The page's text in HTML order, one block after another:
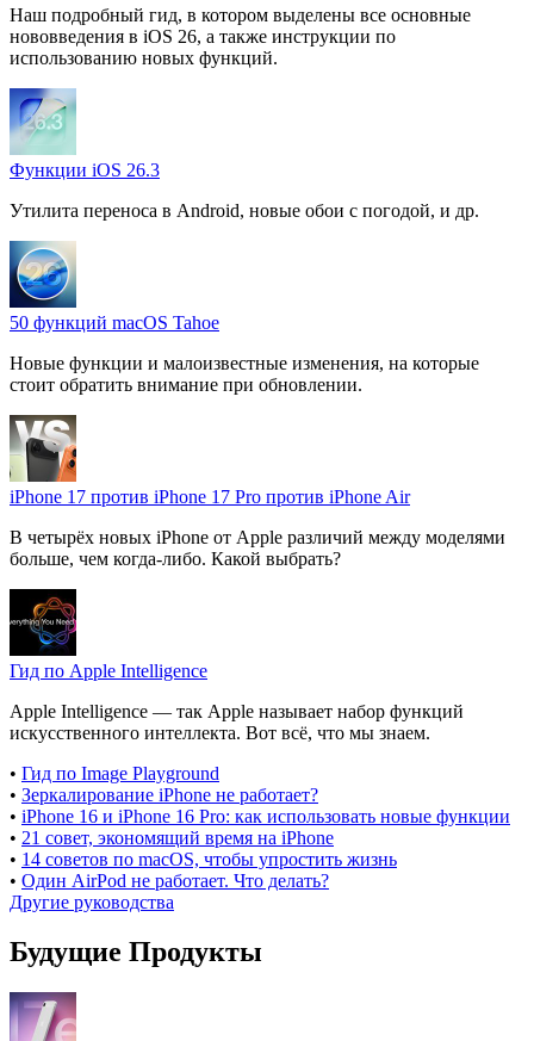
Наш подробный гид, в котором выделены все основные
нововведения в iOS 26, а также инструкции по
использованию новых функций.
Функции iOS 26.3
Утилита переноса в Android, новые обои с погодой, и др.
50 функций macOS Tahoe
Новые функции и малоизвестные изменения, на которые
стоит обратить внимание при обновлении.
iPhone 17 против iPhone 17 Pro против iPhone Air
В четырёх новых iPhone от Apple различий между моделями
больше, чем когда-либо. Какой выбрать?
Гид по Apple Intelligence
Apple Intelligence — так Apple называет набор функций
искусственного интеллекта. Вот всё, что мы знаем.
• Гид по Image Playground
• Зеркалирование iPhone не работает?
• iPhone 16 и iPhone 16 Pro: как использовать новые функции
• 21 совет, экономящий время на iPhone
• 14 советов по macOS, чтобы упростить жизнь
• Один AirPod не работает. Что делать?
Другие руководства
Будущие Продукты